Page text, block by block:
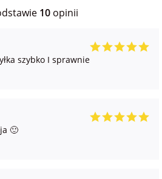
10opinii
szybko I sprawnie
🙂